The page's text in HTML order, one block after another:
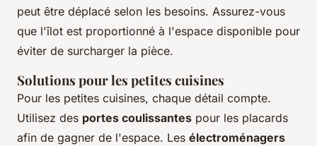
peut être déplacé selon les besoins. Assurez-vous
que l'îlot est proportionné à l'espace disponible pour
éviter de surcharger la pièce.
Solutions pour les petites cuisines
Pour les petites cuisines, chaque détail compte.
Utilisez des portes coulissantes pour les placards
afin de gagner de l'espace. Les électroménagers